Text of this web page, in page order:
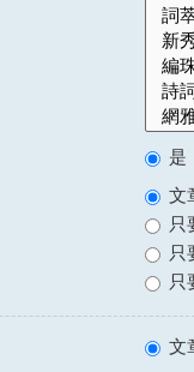
是
文
只
只
只
文